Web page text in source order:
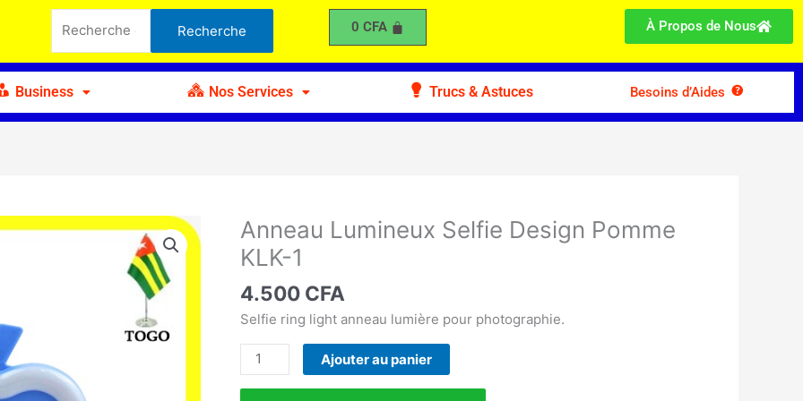
pour :
Recherche 0 CFA À Propos de Nous
Business Nos Services Trucs & Astuces Besoins d’Aides
Anneau Lumineux Selfie Design Pomme
KLK-1
4.500 CFA
Selfie ring light anneau lumière pour photographie.
quantité
de
Anneau
Lumineux
Selfie
Pomme
KLK-
Ajouter au panier
Lumineux
Pomme
KLK-
1